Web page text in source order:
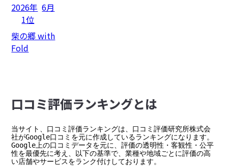
2026年 6月
1位
柴の郷 with
Fold
⼝コミ評価ランキングとは
当サイト、口コミ評価ランキングは、口コミ評価研究所株式会
社がGoogle口コミを元に作成しているランキングになります。
Google上の口コミデータを元に、評価の透明性・客観性・公平
性を最優先に考え、以下の基準で、業種や地域ごとに評価の高
い店舗やサービスをランク付けしております。